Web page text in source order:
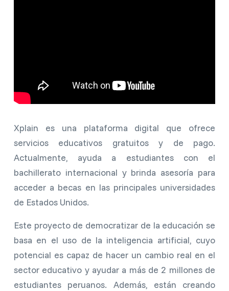
Xplain es una plataforma digital que ofrece
servicios educativos gratuitos y de pago.
Actualmente, ayuda a estudiantes con el
bachillerato internacional y brinda asesoría para
acceder a becas en las principales universidades
de Estados Unidos.
Este proyecto de democratizar de la educación se
basa en el uso de la inteligencia artificial, cuyo
potencial es capaz de hacer un cambio real en el
sector educativo y ayudar a más de 2 millones de
estudiantes peruanos. Además, están creando